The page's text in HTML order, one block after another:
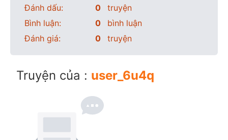
Đánh dấu:
0
truyện
Bình luận:
0
bình luận
Đánh giá:
0 truyện
Truyện của : user_6u4q